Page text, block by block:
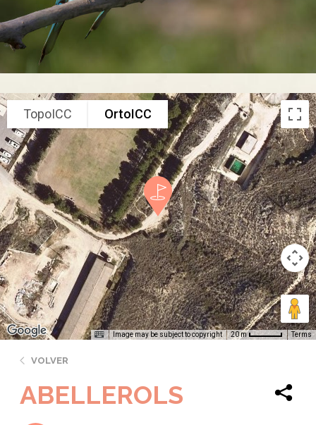
TopoICC OrtoICC
Image may be subject to copyright 20 m Terms
VOLVER
ABELLEROLS